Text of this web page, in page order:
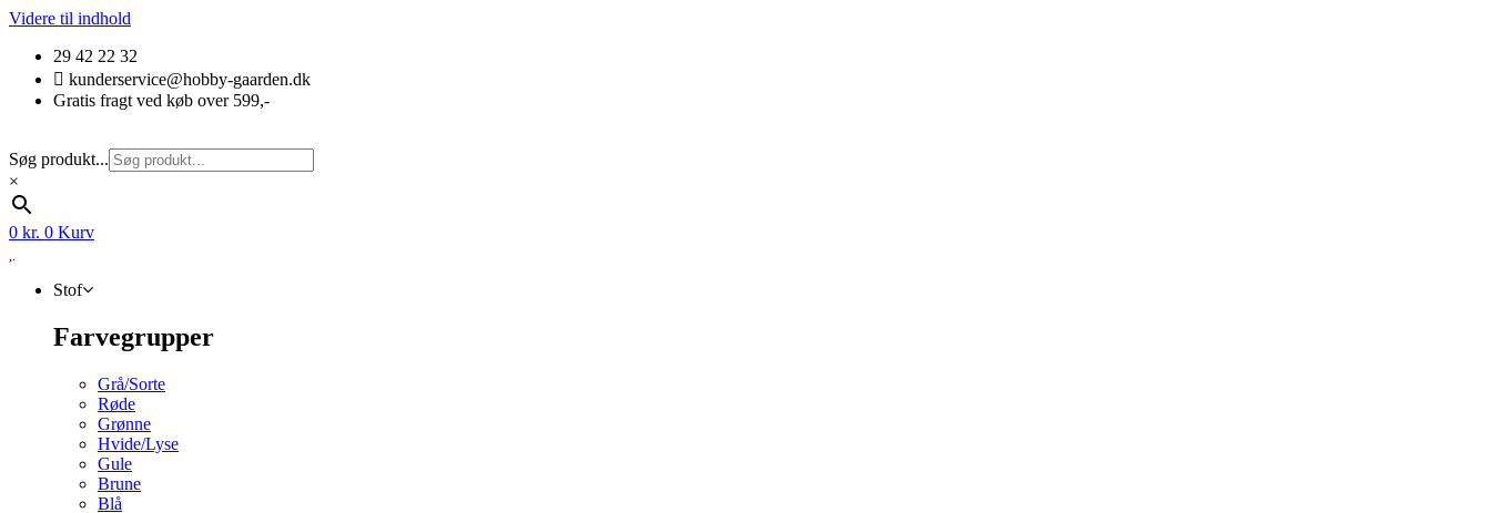
Videre til indhold
29 42 22 32
kunderservice@hobby-gaarden.dk
Gratis fragt ved køb over 599,-
Søg produkt...
×
0 kr. 0 Kurv
Stof
Farvegrupper
Grå/Sorte
Røde
Grønne
Hvide/Lyse
Gule
Brune
Blå